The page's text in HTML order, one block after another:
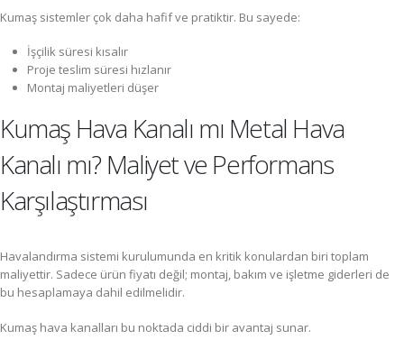
Kumaş sistemler çok daha hafif ve pratiktir. Bu sayede:
İşçilik süresi kısalır
Proje teslim süresi hızlanır
Montaj maliyetleri düşer
Kumaş Hava Kanalı mı Metal Hava
Kanalı mı? Maliyet ve Performans
Karşılaştırması
Havalandırma sistemi kurulumunda en kritik konulardan biri toplam
maliyettir. Sadece ürün fiyatı değil; montaj, bakım ve işletme giderleri de
bu hesaplamaya dahil edilmelidir.
Kumaş hava kanalları bu noktada ciddi bir avantaj sunar.